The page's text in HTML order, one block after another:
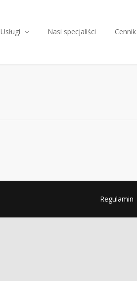
Usługi Nasi specjaliści Cennik
Regulamin